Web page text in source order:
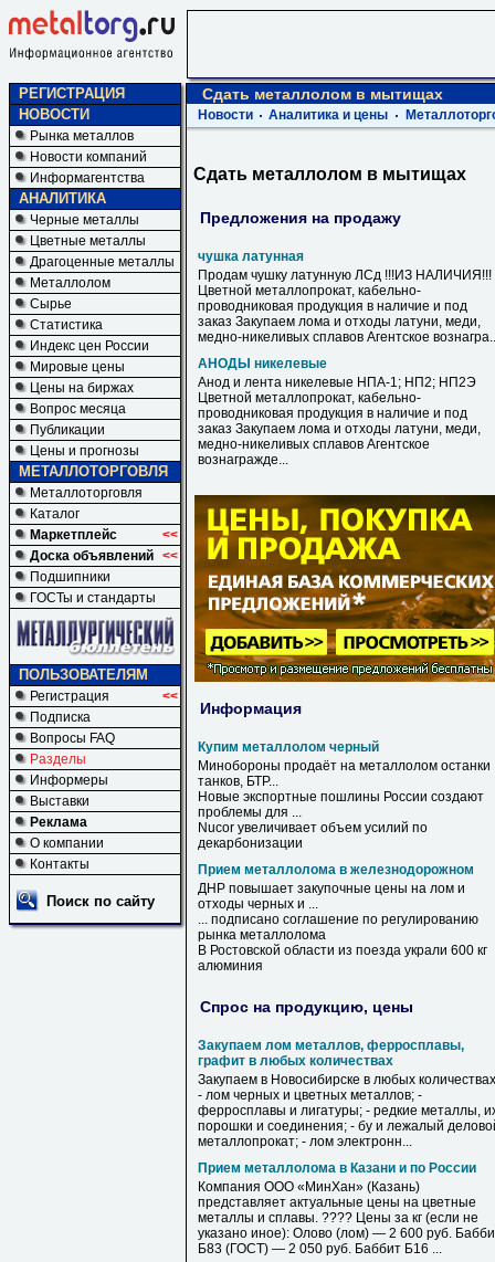
РЕГИСТРАЦИЯ
НОВОСТИ
Рынка металлов
Новости компаний
Информагентства
АНАЛИТИКА
Черные металлы
Цветные металлы
Драгоценные металлы
Металлолом
Сырье
Статистика
Индекс цен России
Мировые цены
Цены на биржах
Вопрос месяца
Публикации
Цены и прогнозы
МЕТАЛЛОТОРГОВЛЯ
Металлоторговля
Каталог
Маркетплейс
<<
Доска объявлений <<
Подшипники
ГОСТы и стандарты
ПОЛЬЗОВАТЕЛЯМ
Регистрация
<<
Подписка
Вопросы FAQ
Разделы
Информеры
Выставки
Реклама
О компании
Контакты
Поиск по сайту
Сдать металлолом в мытищах
Новости Аналитика и цены
Сдать металлолом в мытищах
Предложения на продажу
чушка латунная
Продам чушку латунную ЛСд !!!ИЗ НАЛИЧИЯ!!!
Цветной металлопрокат, кабельно-
проводниковая продукция в наличие и под
заказ Закупаем лома и отходы латуни, меди,
медно-никеливых сплавов Агентское
АНОДЫ никелевые
Анод и лента никелевые НПА-1; НП2; НП2Э
Цветной металлопрокат, кабельно-
проводниковая продукция в наличие и под
заказ Закупаем лома и отходы латуни, меди,
медно-никеливых сплавов Агентское
вознагражде...
Информация
Купим металлолом черный
Минобороны продаёт на металлолом останки
танков, БТР...
Новые экспортные пошлины России создают
проблемы для ...
Nucor увеличивает объем усилий по
декарбонизации
Прием металлолома в железнодорожном
ДНР повышает закупочные цены на лом и
отходы черных и ...
... подписано соглашение по регулированию
рынка металлолома
В Ростовской области из поезда украли 600 кг
алюминия
Спрос на продукцию, цены
Закупаем лом металлов, ферросплавы,
графит в любых количествах
Закупаем в Новосибирске в любых
- лом черных и цветных металлов; -
ферросплавы и лигатуры; - редкие металлы,
порошки и соединения; - бу и лежалый
металлопрокат; - лом электронн...
Прием металлолома в Казани и по России
Компания ООО «МинХан» (Казань)
представляет актуальные цены на цветные
металлы и сплавы. ???? Цены за кг (если не
указано иное): Олово (лом) — 2 600 руб.
Б83 (ГОСТ) — 2 050 руб. Баббит Б16 ...